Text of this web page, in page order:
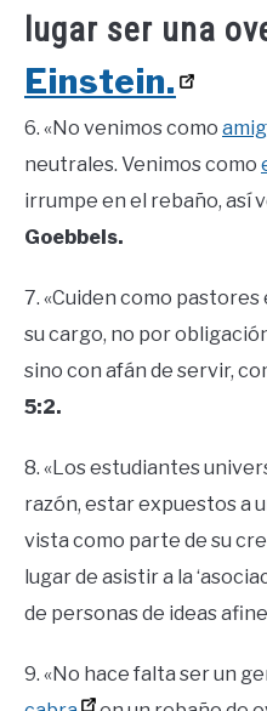
lugar ser una
Einstein.
6. «No venimos como
neutrales. Venimos como
irrumpe en el rebaño, así
Goebbels.
7. «Cuiden como pastores
su cargo, no por
sino con afán de servir,
5:2.
8. «Los estudiantes
razón, estar expuestos a
vista como parte de su
lugar de asistir a la
de personas de ideas
9. «No hace falta ser un